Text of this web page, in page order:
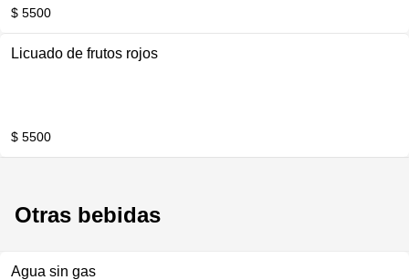
$ 5500
Licuado de frutos rojos
$ 5500
Otras bebidas
Agua sin gas